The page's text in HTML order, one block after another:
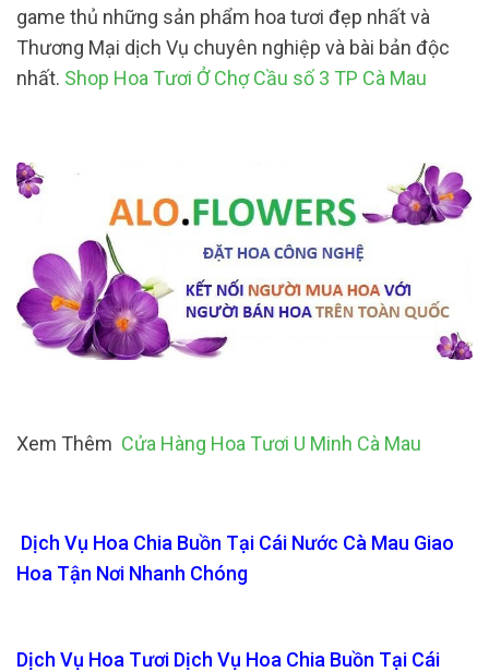
game thủ những sản phẩm hoa tươi đẹp nhất và
Thương Mại dịch Vụ chuyên nghiệp và bài bản độc
nhất. Shop Hoa Tươi Ở Chợ Cầu số 3 TP Cà Mau
Xem Thêm Cửa Hàng Hoa Tươi U Minh Cà Mau
Dịch Vụ Hoa Chia Buồn Tại Cái Nước Cà Mau Giao
Hoa Tận Nơi Nhanh Chóng
Dịch Vụ Hoa Tươi Dịch Vụ Hoa Chia Buồn Tại Cái